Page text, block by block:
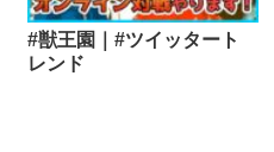
#獣王園｜#ツイッタート
レンド